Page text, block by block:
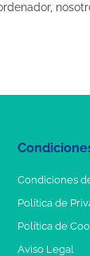
Condiciones
Política de
Política de
Aviso Legal